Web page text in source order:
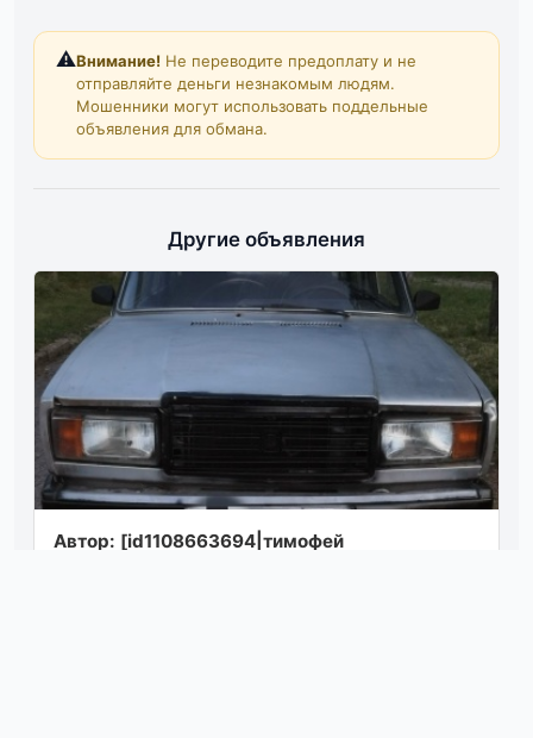
⚠️Внимание! Не переводите предоплату и не
отправляйте деньги незнакомым людям.
Мошенники могут использовать поддельные
объявления для обмана.
Другие объявления
Автор: [id1108663694|тимофей